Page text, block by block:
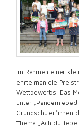
Im Rahmen einer
ehrte man die
Wettbewerbs. Das
unter
Grundschüler*innen
Thema „Ach du